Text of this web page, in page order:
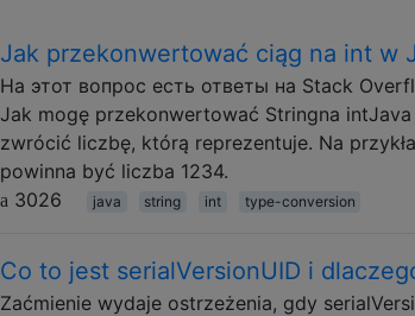
Jak przekonwertować ciąg na int w
На этот вопрос есть ответы на Stack
Jak mogę przekonwertować Stringna
zwrócić liczbę, którą reprezentuje. Na
powinna być liczba 1234.
3026
java string int type-conversion
Co to jest serialVersionUID i
Zaćmienie wydaje ostrzeżenia, gdy